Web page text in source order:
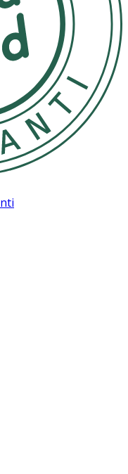
Communis
(Sunflower) Seed
Fruit Extract, Paullinia
Dubia (Camu
Rhamnoides (Sea